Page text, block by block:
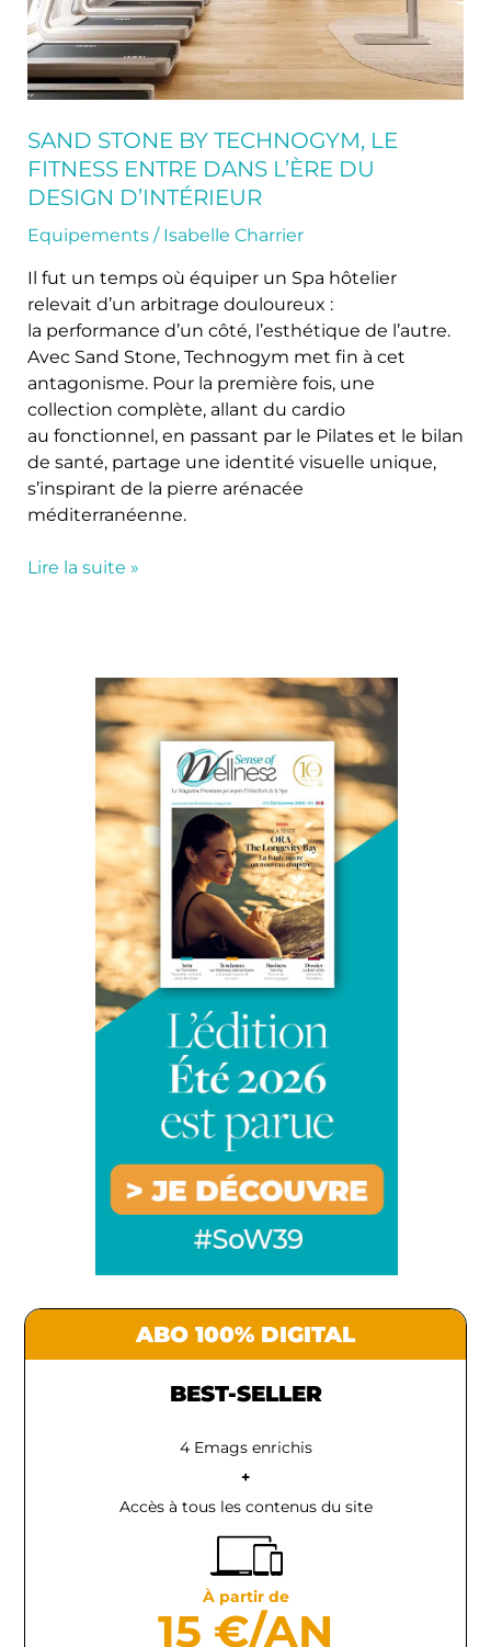
SAND STONE BY TECHNOGYM, LE
FITNESS ENTRE DANS L’ÈRE DU
DESIGN D’INTÉRIEUR
Equipements/ Isabelle Charrier
Il fut un temps où équiper un Spa hôtelier
relevait d’un arbitrage douloureux :
la performance d’un côté, l’esthétique de l’autre.
Avec Sand Stone, Technogym met fin à cet
antagonisme. Pour la première fois, une
collection complète, allant du cardio
au fonctionnel, en passant par le Pilates et le bilan
de santé, partage une identité visuelle unique,
s’inspirant de la pierre arénacée
méditerranéenne.
l’ère
du
design
Lire la suite »
ABO 100% DIGITAL
BEST-SELLER
4 Emags enrichis
+
Accès à tous les contenus du site
À partir de
15 €/AN